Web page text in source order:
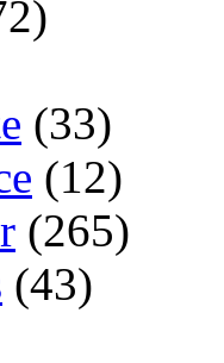
(33)
(12)
(265)
(43)